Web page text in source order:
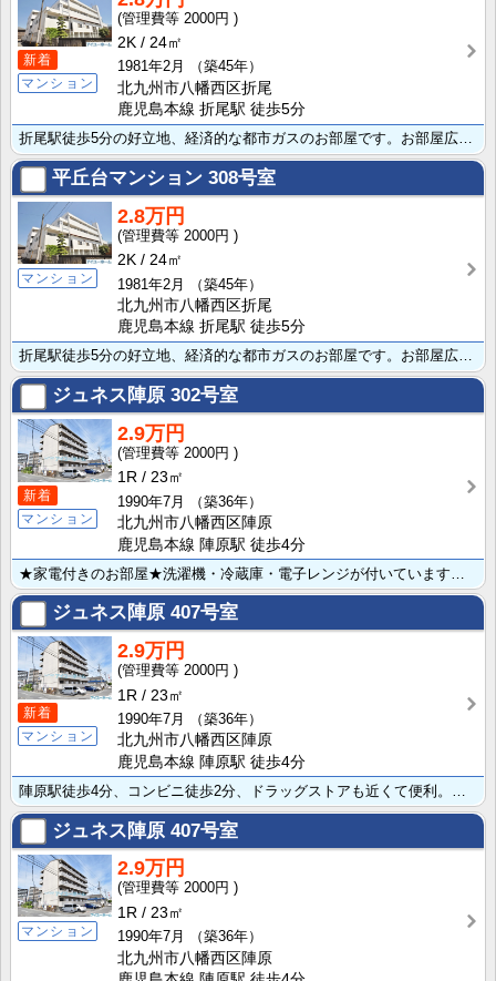
新着
マンション
2000円
2K
24㎡
1981年2月
（築45年）
北九州市八幡西区折尾
鹿児島本線 折尾駅 徒歩5分
折尾駅徒歩5分の好立地、経済的な都市ガスのお部屋です。お部屋広々2K、バストイレ別で全室洋室、室内洗･･･
平丘台マンション 308号室
マンション
2.8万円
2000円
2K
24㎡
1981年2月
（築45年）
北九州市八幡西区折尾
鹿児島本線 折尾駅 徒歩5分
折尾駅徒歩5分の好立地、経済的な都市ガスのお部屋です。お部屋広々2K、バストイレ別で全室洋室、室内洗･･･
ジュネス陣原 302号室
新着
マンション
2.9万円
2000円
1R
23㎡
1990年7月
（築36年）
北九州市八幡西区陣原
鹿児島本線 陣原駅 徒歩4分
ジュネス陣原 407号室
新着
マンション
2.9万円
2000円
1R
23㎡
1990年7月
（築36年）
北九州市八幡西区陣原
鹿児島本線 陣原駅 徒歩4分
ジュネス陣原 407号室
マンション
2.9万円
2000円
1R
23㎡
1990年7月
（築36年）
北九州市八幡西区陣原